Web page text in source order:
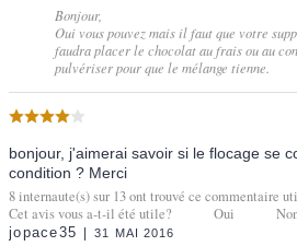
Bonjour,
Oui vous pouvez mais il faut que votre
faudra placer le chocolat au frais ou au
pulvériser pour que le mélange tienne.
bonjour, j'aimerai savoir si le flocage se
condition ? Merci
8internaute(s) sur 13ont trouvé ce commentaire
Cet avis vous a-t-il été utile?
Oui
jopace35 31 MAI 2016